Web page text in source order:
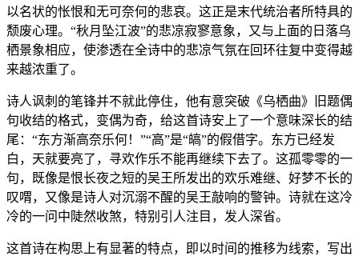
以名状的怅恨和无可奈何的悲哀。这正是末代统治者所特具的
颓废心理。“秋月坠江波”的悲凉寂寥意象，又与上面的日落乌
栖景象相应，使渗透在全诗中的悲凉气氛在回环往复中变得越
来越浓重了。
诗人讽刺的笔锋并不就此停住，他有意突破《乌栖曲》旧题偶
句收结的格式，变偶为奇，给这首诗安上了一个意味深长的结
尾：“东方渐高奈乐何！”“高”是“皜”的假借字。东方已经发
白，天就要亮了，寻欢作乐不能再继续下去了。这孤零零的一
句，既像是恨长夜之短的吴王所发出的欢乐难继、好梦不长的
叹喟，又像是诗人对沉溺不醒的吴王敲响的警钟。诗就在这冷
冷的一问中陡然收煞，特别引人注目，发人深省。
这首诗在构思上有显著的特点，即以时间的推移为线索，写出